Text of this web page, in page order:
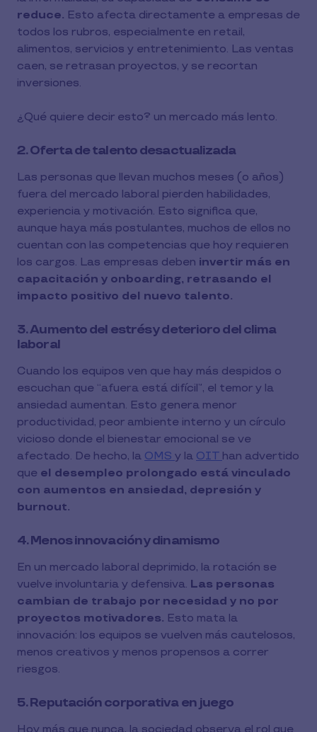
reduce. Esto afecta directamente a empresas de
todos los rubros, especialmente en retail,
alimentos, servicios y entretenimiento. Las ventas
caen, se retrasan proyectos, y se recortan
inversiones.
¿Qué quiere decir esto? un mercado más lento.
2. Oferta de talento desactualizada
Las personas que llevan muchos meses (o años)
fuera del mercado laboral pierden habilidades,
experiencia y motivación. Esto significa que,
aunque haya más postulantes, muchos de ellos no
cuentan con las competencias que hoy requieren
los cargos. Las empresas deben invertir más en
capacitación y onboarding, retrasando el
impacto positivo del nuevo talento.
3. Aumento del estrés y deterioro del clima
laboral
Cuando los equipos ven que hay más despidos o
escuchan que “afuera está difícil”, el temor y la
ansiedad aumentan. Esto genera menor
productividad, peor ambiente interno y un círculo
vicioso donde el bienestar emocional se ve
afectado. De hecho, la OMS y la OIT han advertido
que el desempleo prolongado está vinculado
con aumentos en ansiedad, depresión y
burnout.
4. Menos innovación y dinamismo
En un mercado laboral deprimido, la rotación se
vuelve involuntaria y defensiva. Las personas
cambian de trabajo por necesidad y no por
proyectos motivadores. Esto mata la
innovación: los equipos se vuelven más cautelosos,
menos creativos y menos propensos a correr
riesgos.
5. Reputación corporativa en juego